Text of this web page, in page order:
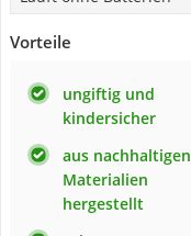
Vorteile
ungiftig und
kindersicher
aus nachhaltigen
Materialien
hergestellt